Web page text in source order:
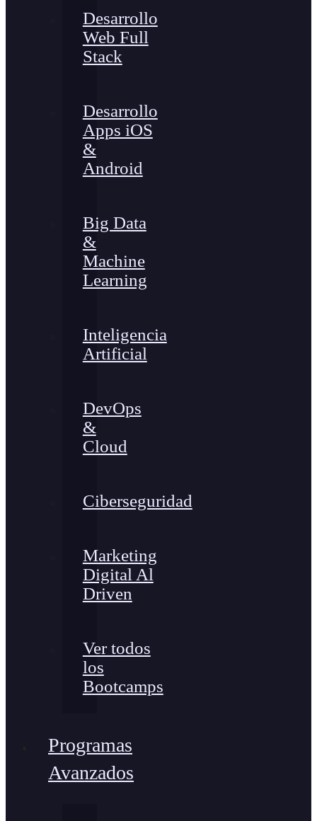
Desarrollo
Web Full
Stack
Desarrollo
Apps iOS
&
Android
Big Data
&
Machine
Learning
Inteligencia
Artificial
DevOps
&
Cloud
Ciberseguridad
Marketing
Digital Al
Driven
Ver todos
los
Bootcamps
Programas
Avanzados